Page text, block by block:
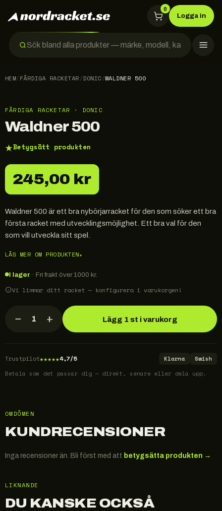
0
Logga in
HEM/FÄRDIGA RACKETAR/DONIC/WALDNER 500
FÄRDIGA RACKETAR · DONIC
Waldner 500
★Betygsätt produkten
245,00 kr
Waldner 500 är ett bra nybörjarracket för den som söker ett bra
första racket med utvecklingsmöjlighet. Ett bra val för den
som vill utveckla sitt spel.
LÄS MER OM PRODUKTEN▾
I lager · Fri frakt över 1000 kr.
Vi limmar ditt racket — konfigurera i varukorgen!
− 1 + Lägg 1 st i varukorg
Trustpilot★★★★★4,7/5 Klarna
Swish
Betala som det passar dig — direkt, senare eller dela upp.
OMDÖMEN
KUNDRECENSIONER
Inga recensioner än. Bli först med att betygsätta produkten →
LIKNANDE
DU KANSKE OCKSÅ